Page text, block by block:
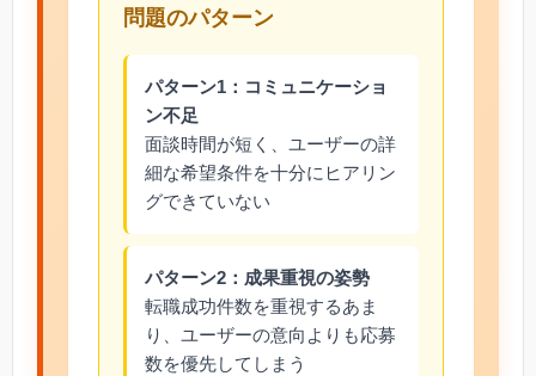
問題のパターン
パターン1：コミュニケーショ
ン不足
面談時間が短く、ユーザーの詳
細な希望条件を十分にヒアリン
グできていない
パターン2：成果重視の姿勢
転職成功件数を重視するあま
り、ユーザーの意向よりも応募
数を優先してしまう